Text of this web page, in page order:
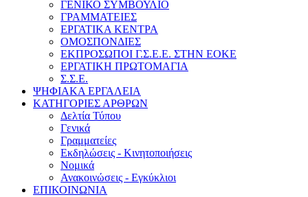
ΓΕΝΙΚΟ ΣΥΜΒΟΥΛΙΟ
ΓΡΑΜΜΑΤΕΙΕΣ
ΕΡΓΑΤΙΚΑ ΚΕΝΤΡΑ
ΟΜΟΣΠΟΝΔΙΕΣ
ΕΚΠΡΟΣΩΠΟΙ Γ.Σ.Ε.Ε. ΣΤΗΝ ΕΟΚΕ
ΕΡΓΑΤΙΚΗ ΠΡΩΤΟΜΑΓΙΑ
Σ.Σ.Ε.
ΨΗΦΙΑΚΑ ΕΡΓΑΛΕΙΑ
ΚΑΤΗΓΟΡΙΕΣ ΑΡΘΡΩΝ
Δελτία Τύπου
Γενικά
Γραμματείες
Εκδηλώσεις - Κινητοποιήσεις
Νομικά
Ανακοινώσεις - Εγκύκλιοι
ΕΠΙΚΟΙΝΩΝΙΑ